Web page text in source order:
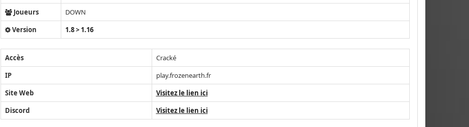
Joueurs
DOWN
Version
1.8 > 1.16
Accès
Cracké
IP
play.frozenearth.fr
Site Web
Visitez le lien ici
Discord
Visitez le lien ici